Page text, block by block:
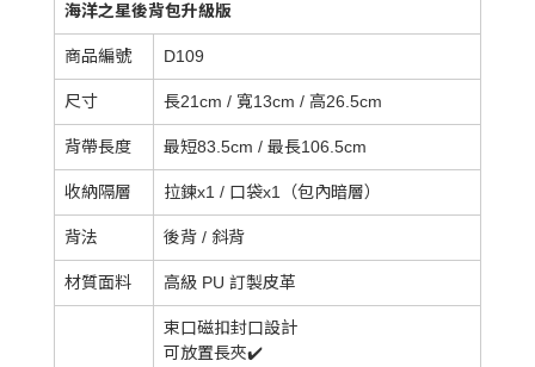
海洋之星後背包升級版
商品編號 D109
尺寸 長21cm / 寬13cm / 高26.5cm
背帶長度 最短83.5cm / 最長106.5cm
收納隔層 拉鍊x1 / 口袋x1（包內暗層）
背法 後背 / 斜背
材質面料 高級 PU 訂製皮革
束口磁扣封口設計
可放置長夾✔️